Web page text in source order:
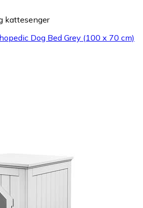
kattesenger
Dog Bed Grey (100 x 70 cm)